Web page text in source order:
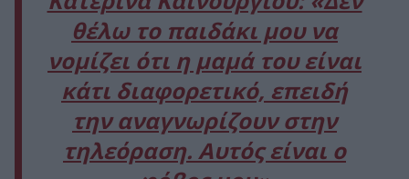
θέλω το παιδάκι μου να
νομίζει ότι η μαμά του είναι
κάτι διαφορετικό, επειδή
την αναγνωρίζουν στην
τηλεόραση. Αυτός είναι ο